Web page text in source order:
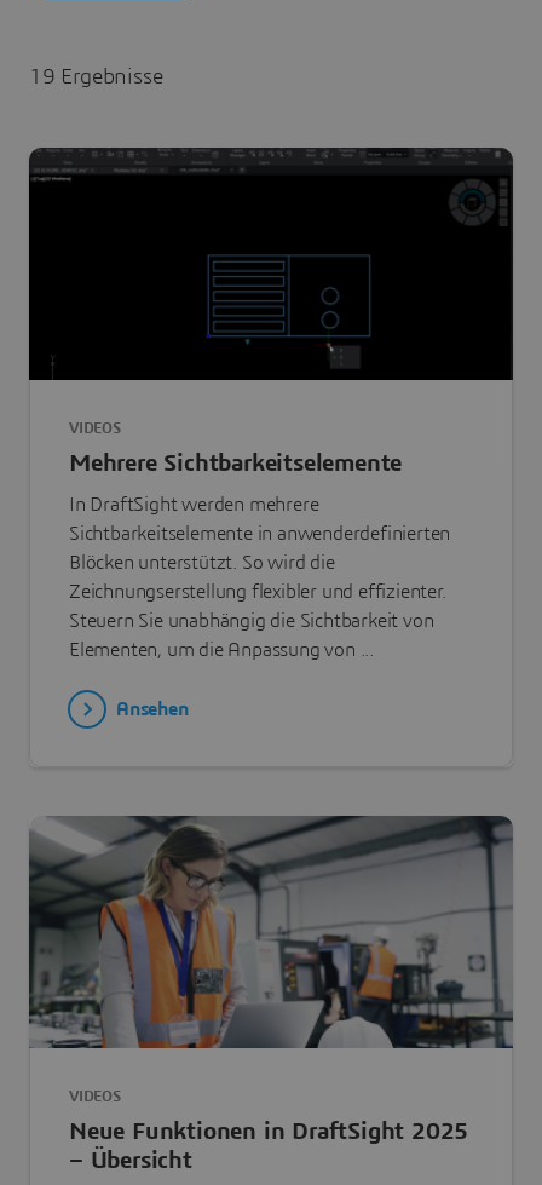
19 Ergebnisse
VIDEOS
Mehrere Sichtbarkeitselemente
In DraftSight werden mehrere
Sichtbarkeitselemente in anwenderdefinierten
Blöcken unterstützt. So wird die
Zeichnungserstellung flexibler und effizienter.
Steuern Sie unabhängig die Sichtbarkeit von
Elementen, um die Anpassung von ...
Ansehen
VIDEOS
Neue Funktionen in DraftSight 2025
– Übersicht